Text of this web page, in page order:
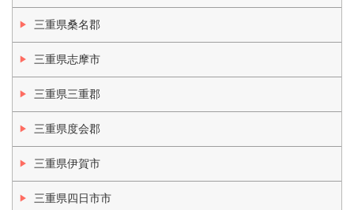
三重県桑名郡
三重県志摩市
三重県三重郡
三重県度会郡
三重県伊賀市
三重県四日市市